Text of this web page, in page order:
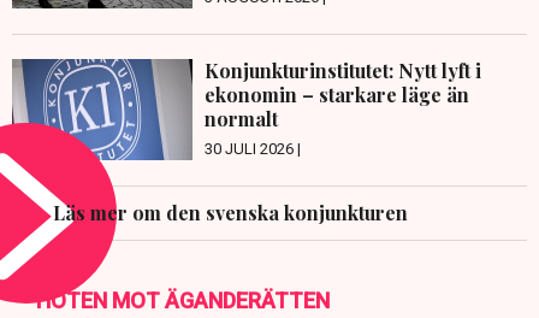
Konjunkturinstitutet: Nytt lyft i
ekonomin – starkare läge än
normalt
30 JULI 2026 |
Läs mer om den svenska konjunkturen
HOTEN MOT ÄGANDERÄTTEN